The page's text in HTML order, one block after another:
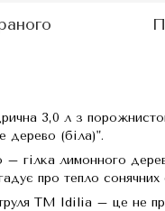
3,0 л з
дерево (біла)".
гілка лимонного
про тепло сонячних
TM Idilia – це не